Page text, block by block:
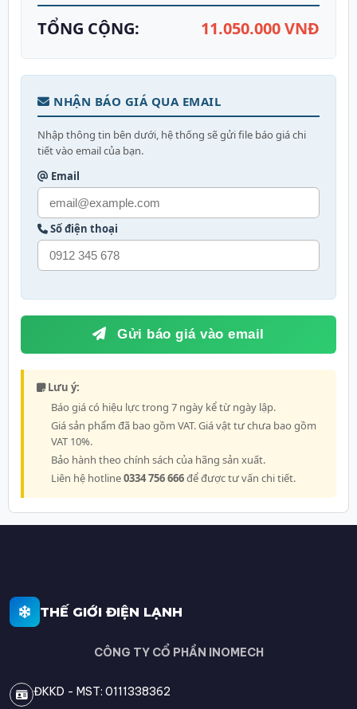
TỔNG CỘNG: 11.050.000 VNĐ
NHẬN BÁO GIÁ QUA EMAIL
Nhập thông tin bên dưới, hệ thống sẽ gửi file báo giá chi
tiết vào email của bạn.
Email
Số điện thoại
Gửi báo giá vào email
Lưu ý:
Báo giá có hiệu lực trong 7 ngày kể từ ngày lập.
Giá sản phẩm đã bao gồm VAT. Giá vật tư chưa bao gồm
VAT 10%.
Bảo hành theo chính sách của hãng sản xuất.
Liên hệ hotline0334 756 666để được tư vấn chi tiết.
THẾ GIỚI ĐIỆN LẠNH
CÔNG TY CỔ PHẦN INOMECH
ĐKKD - MST: 0111338362